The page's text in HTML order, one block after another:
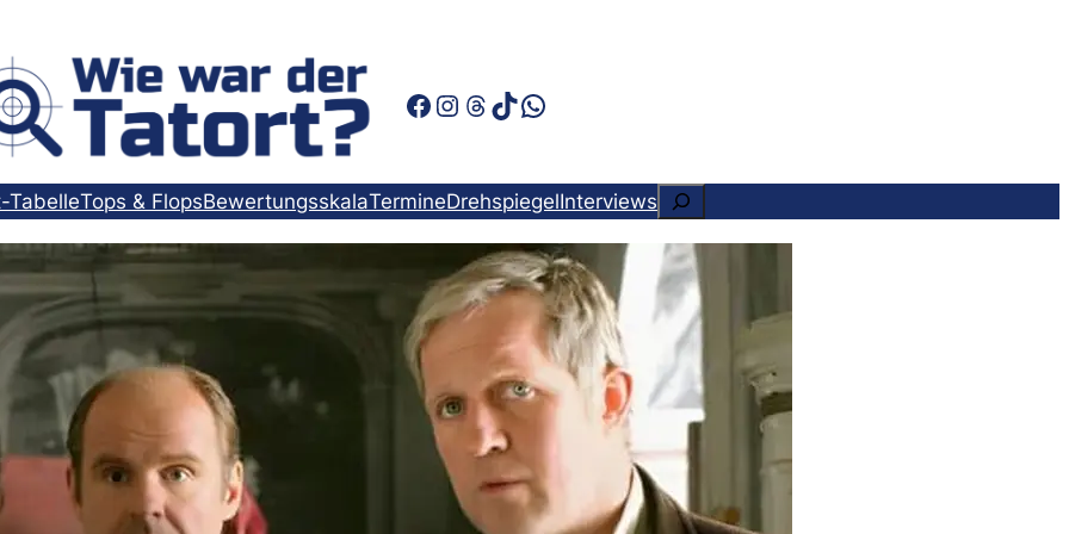
Facebook
Instagram
Threads
TikTok
WhatsApp
TabelleTops & FlopsBewertungsskalaTermineDrehspiegelInterviewsSuchen